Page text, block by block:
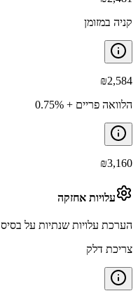
קניה במזומן
₪2,584
הלוואה פריים + 0.75%
₪3,160
עלויות אחזקה
הערכת עלויות שנתיות על בסיס 15,000 ק״מ בשנה
צריכת דלק